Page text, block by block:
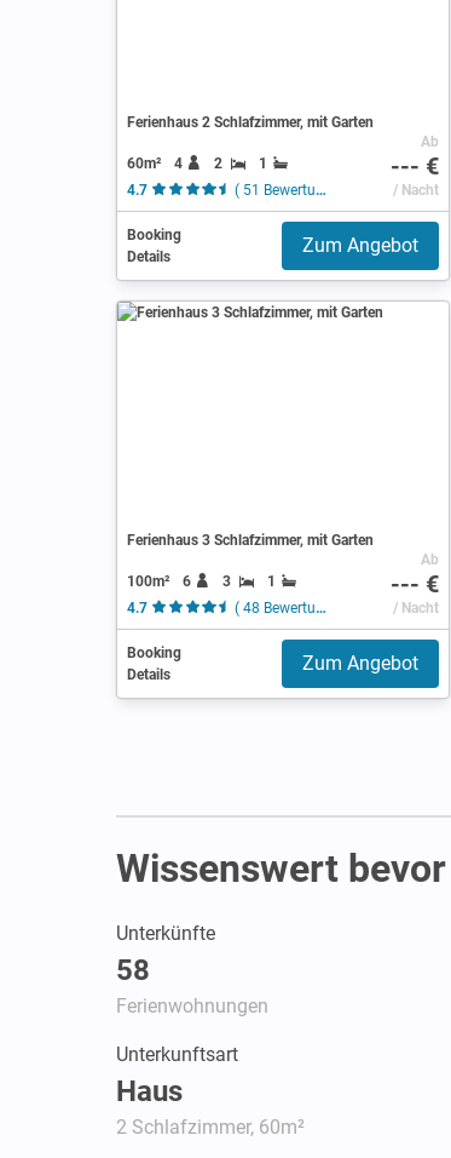
Ferienhaus 2 Schlafzimmer, mit Garten
60m² 4 2
1
4.7
( 51 Bewertungen )
Ab
--- €
/ Nacht
Booking
Details
Zum Angebot
Ferienhaus 3 Schlafzimmer, mit Garten
100m² 6 3
1
4.7
( 48 Bewertungen )
Ab
--- €
/ Nacht
Booking
Details
Zum Angebot
Wissenswert
Unterkünfte
58
Ferienwohnungen
Unterkunftsart
Haus
2 Schlafzimmer, 60m²